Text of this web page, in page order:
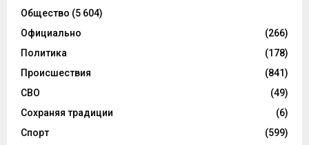
Общество (5 604)
Официально
(266)
Политика
(178)
Происшествия
(841)
СВО
(49)
Сохраняя традиции
(6)
Спорт
(599)